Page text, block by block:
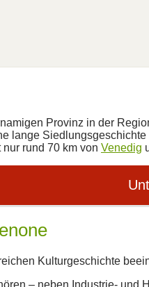
Provinz in der
lange
rund 70 km von Venedig
Kulturgeschichte
– neben Industrie- und